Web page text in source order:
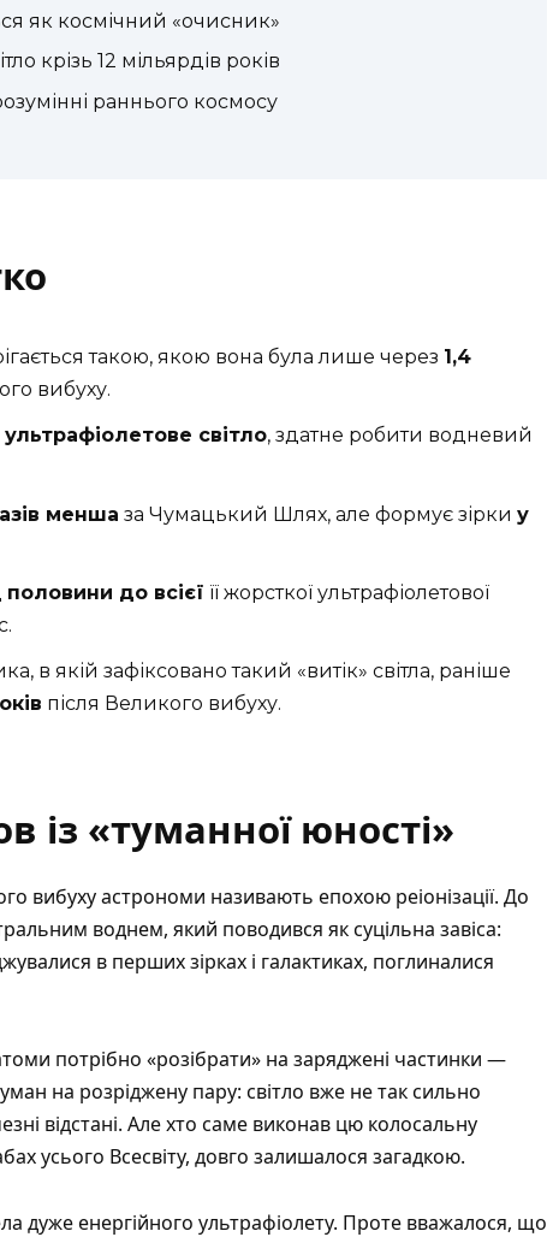
як космічний «очисник»
крізь 12 мільярдів років
раннього космосу
такою, якою вона була лише через 1,4
вибуху.
ультрафіолетове світло, здатне робити водневий
менша за Чумацький Шлях, але формує зірки у
половини до всієї її жорсткої ультрафіолетової
в якій зафіксовано такий «витік» світла, раніше
після Великого вибуху.
із «туманної юності»
вибуху астрономи називають епохою реіонізації. До
воднем, який поводився як суцільна завіса:
в перших зірках і галактиках, поглиналися
потрібно «розібрати» на заряджені частинки —
на розріджену пару: світло вже не так сильно
відстані. Але хто саме виконав цю колосальну
усього Всесвіту, довго залишалося загадкою.
дуже енергійного ультрафіолету. Проте вважалося, що